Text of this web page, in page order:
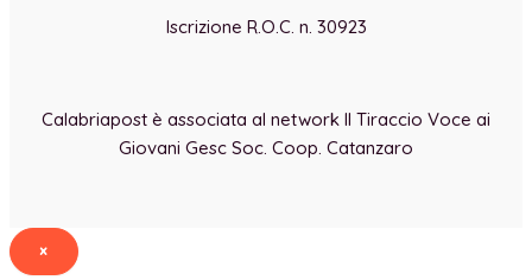
Iscrizione R.O.C. n. 30923
Calabriapost è associata al network Il Tiraccio Voce ai
Giovani Gesc Soc. Coop. Catanzaro
×